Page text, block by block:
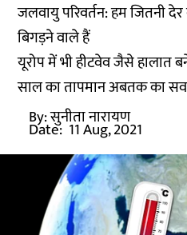
जलवायु परिवर्तन: हम जितनी
बिगड़ने वाले हैं
यूरोप में भी हीटवेव जैसे हालात
साल का तापमान अबतक का
By:सुनीता नारायण
Date: 11 Aug, 2021